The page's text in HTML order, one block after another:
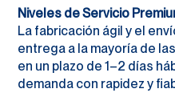
Niveles de Servicio
La fabricación ágil y el
entrega a la mayoría de
en un plazo de 1–2 días
demanda con rapidez y